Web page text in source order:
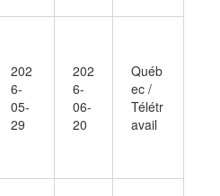
202
6-
05-
29
202
6-
06-
20
Québ
ec /
Télétr
avail